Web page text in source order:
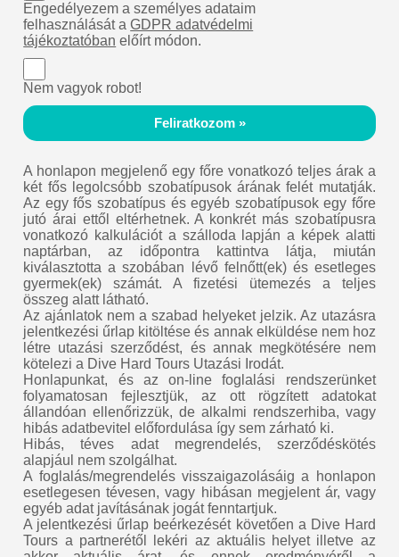
Engedélyezem a személyes adataim
felhasználását aGDPR adatvédelmi
tájékoztatóban előírt módon.
Nem vagyok robot!
Feliratkozom »
A honlapon megjelenő egy főre vonatkozó teljes árak a
két fős legolcsóbb szobatípusok árának felét mutatják.
Az egy fős szobatípus és egyéb szobatípusok egy főre
jutó árai ettől eltérhetnek. A konkrét más szobatípusra
vonatkozó kalkulációt a szálloda lapján a képek alatti
naptárban, az időpontra kattintva látja, miután
kiválasztotta a szobában lévő felnőtt(ek) és esetleges
gyermek(ek) számát. A fizetési ütemezés a teljes
összeg alatt látható.
Az ajánlatok nem a szabad helyeket jelzik. Az utazásra
jelentkezési űrlap kitöltése és annak elküldése nem hoz
létre utazási szerződést, és annak megkötésére nem
kötelezi a Dive Hard Tours Utazási Irodát.
Honlapunkat, és az on-line foglalási rendszerünket
folyamatosan fejlesztjük, az ott rögzített adatokat
állandóan ellenőrizzük, de alkalmi rendszerhiba, vagy
hibás adatbevitel előfordulása így sem zárható ki.
Hibás, téves adat megrendelés, szerződéskötés
alapjául nem szolgálhat.
A foglalás/megrendelés visszaigazolásáig a honlapon
esetlegesen tévesen, vagy hibásan megjelent ár, vagy
egyéb adat javításának jogát fenntartjuk.
A jelentkezési űrlap beérkezését követően a Dive Hard
Tours a partnerétől lekéri az aktuális helyet illetve az